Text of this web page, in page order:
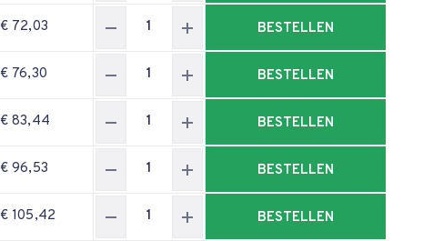
€ 72,03 BESTELLEN
€ 76,30 BESTELLEN
€ 83,44 BESTELLEN
€ 96,53 BESTELLEN
€ 105,42 BESTELLEN